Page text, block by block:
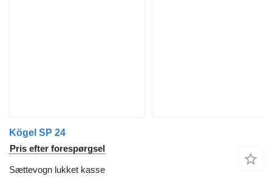
Kögel SP 24
Pris efter forespørgsel
Sættevogn lukket kasse